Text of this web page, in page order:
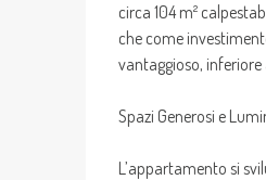
circa 104 m²
che come
vantaggioso,
Spazi Generosi e
L’appartamento si